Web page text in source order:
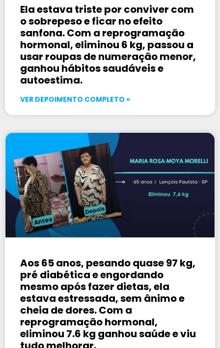
Ela estava triste por conviver com
o sobrepeso e ficar no efeito
sanfona. Com a reprogramação
hormonal, eliminou 6 kg, passou a
usar roupas de numeração menor,
ganhou hábitos saudáveis e
autoestima.
VER DEPOIMENTO COMPLETO »
Aos 65 anos, pesando quase 97 kg,
pré diabética e engordando
mesmo após fazer dietas, ela
estava estressada, sem ânimo e
cheia de dores. Com a
reprogramação hormonal,
eliminou 7.6 kg ganhou saúde e viu